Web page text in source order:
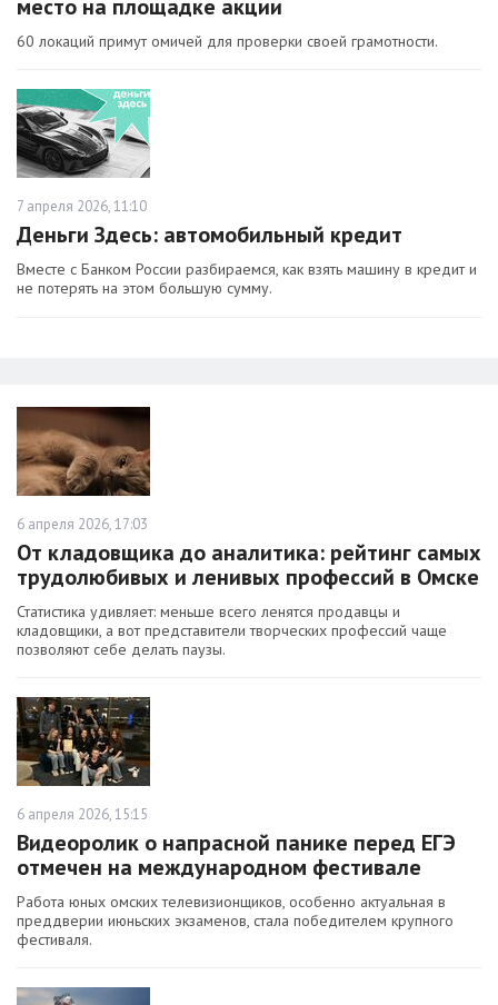
место на площадке акции
60 локаций примут омичей для проверки своей грамотности.
7 апреля 2026, 11:10
Деньги Здесь: автомобильный кредит
Вместе с Банком России разбираемся, как взять машину в кредит и
не потерять на этом большую сумму.
6 апреля 2026, 17:03
От кладовщика до аналитика: рейтинг самых
трудолюбивых и ленивых профессий в Омске
Статистика удивляет: меньше всего ленятся продавцы и
кладовщики, а вот представители творческих профессий чаще
позволяют себе делать паузы.
6 апреля 2026, 15:15
Видеоролик о напрасной панике перед ЕГЭ
отмечен на международном фестивале
Работа юных омских телевизионщиков, особенно актуальная в
преддверии июньских экзаменов, стала победителем крупного
фестиваля.